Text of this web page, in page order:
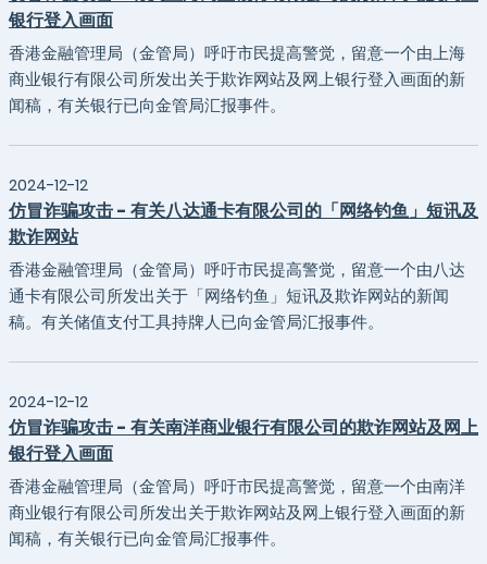
银行登入画面
香港金融管理局（金管局）呼吁市民提高警觉，留意一个由上海
商业银行有限公司所发出关于欺诈网站及网上银行登入画面的新
闻稿，有关银行已向金管局汇报事件。
2024-12-12
仿冒诈骗攻击 - 有关八达通卡有限公司的「网络钓鱼」短讯及
欺诈网站
香港金融管理局（金管局）呼吁市民提高警觉，留意一个由八达
通卡有限公司所发出关于「网络钓鱼」短讯及欺诈网站的新闻
稿。有关储值支付工具持牌人已向金管局汇报事件。
2024-12-12
仿冒诈骗攻击 - 有关南洋商业银行有限公司的欺诈网站及网上
银行登入画面
香港金融管理局（金管局）呼吁市民提高警觉，留意一个由南洋
商业银行有限公司所发出关于欺诈网站及网上银行登入画面的新
闻稿，有关银行已向金管局汇报事件。